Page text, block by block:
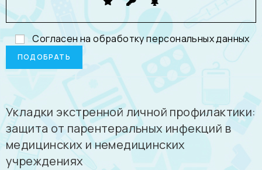
Согласен на обработкуперсональных данных
Укладки экстренной личной профилактики:
защита от парентеральных инфекций в
медицинских и немедицинских
учреждениях